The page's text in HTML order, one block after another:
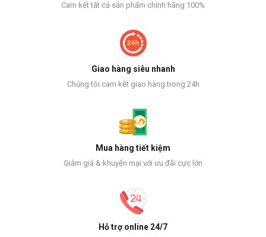
Cam kết tất cả sản phẩm chính hãng 100%
Giao hàng siêu nhanh
Chúng tôi cam kết giao hàng trong 24h
Mua hàng tiết kiệm
Giảm giá & khuyến mại với ưu đãi cực lớn
Hỗ trợ online 24/7